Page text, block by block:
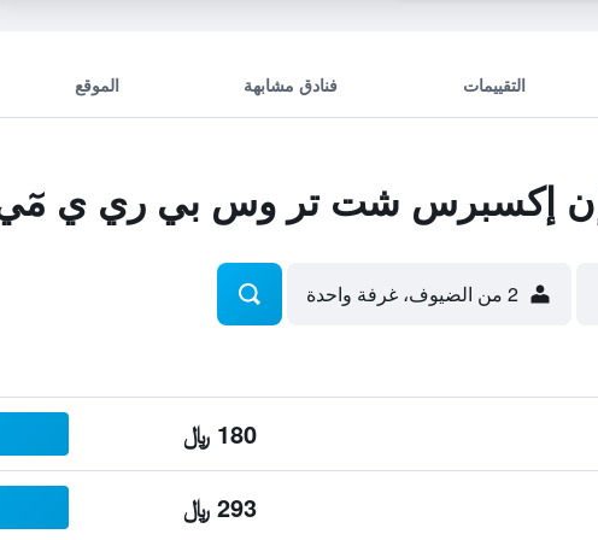
التقييمات فنادق مشابهة الموقع
إن إكسبرس شت تر وس بي ري ي
2 من الضيوف، غرفة واحدة
180 ﷼
293 ﷼